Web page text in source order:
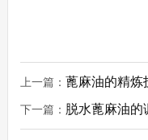
上一篇： 蓖麻油的精炼
下一篇： 脱水蓖麻油的